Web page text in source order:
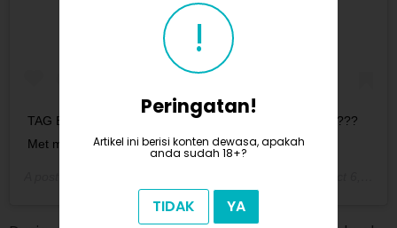
TAG EMAK YA Si bang atta pinter bgt cari rekan kerja ????
Met malam jones ?
!
Peringatan!
Artikel ini berisi konten dewasa, apakah
anda sudah 18+?
TIDAK YA